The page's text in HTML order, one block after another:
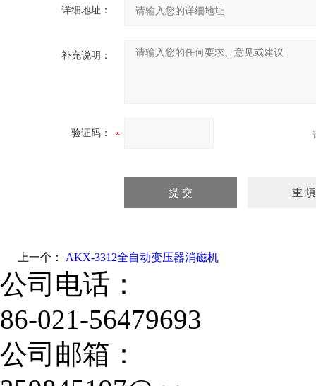
详细地址：
补充说明：
验证码：
上一个： AKX-3312全自动变压器消磁机
公司电话：
86-021-56479693
公司邮箱：